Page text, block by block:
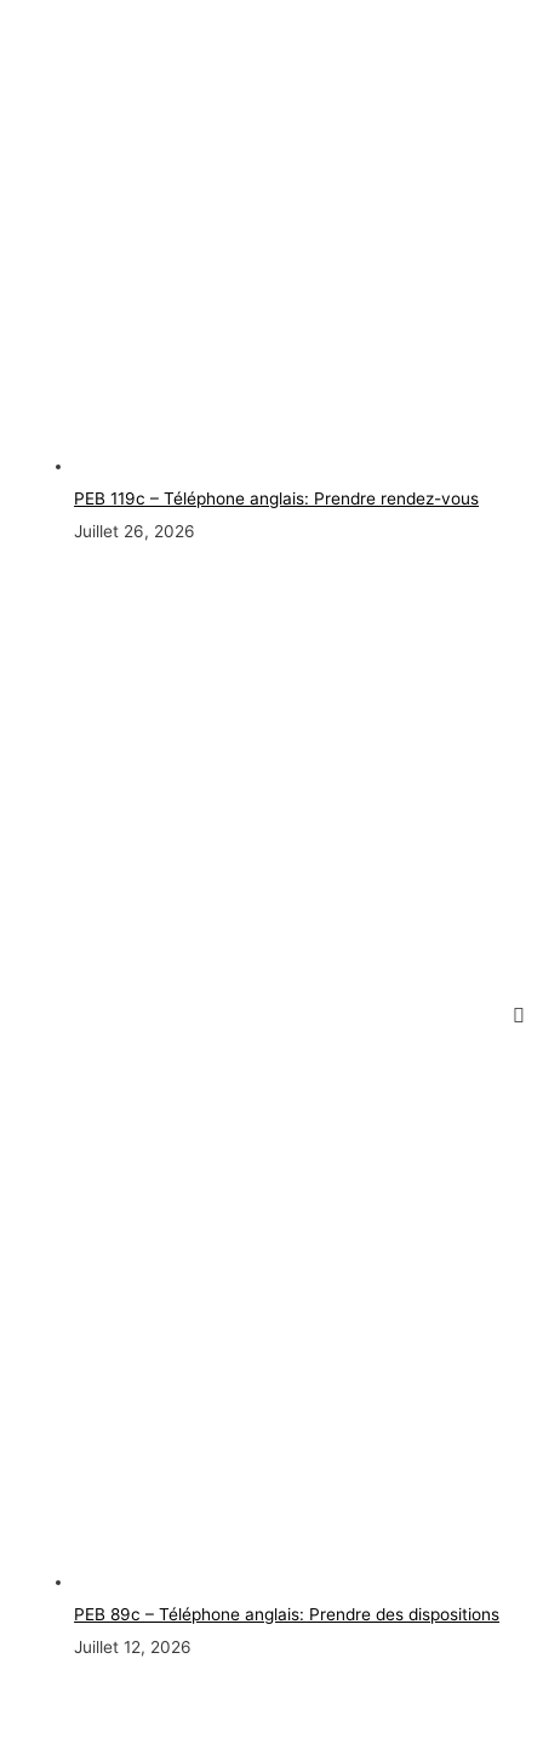
PEB 119c – Téléphone anglais: Prendre rendez-vous
Juillet 26, 2026
PEB 89c – Téléphone anglais: Prendre des dispositions
Juillet 12, 2026